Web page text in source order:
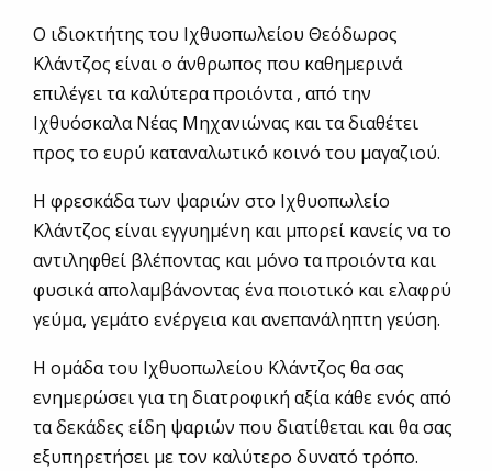
Ο ιδιοκτήτης του Ιχθυοπωλείου Θεόδωρος
Κλάντζος είναι ο άνθρωπος που καθημερινά
επιλέγει τα καλύτερα προιόντα , από την
Ιχθυόσκαλα Νέας Μηχανιώνας και τα διαθέτει
προς το ευρύ καταναλωτικό κοινό του μαγαζιού.
Η φρεσκάδα των ψαριών στο Ιχθυοπωλείο
Κλάντζος είναι εγγυημένη και μπορεί κανείς να το
αντιληφθεί βλέποντας και μόνο τα προιόντα και
φυσικά απολαμβάνοντας ένα ποιοτικό και ελαφρύ
γεύμα, γεμάτο ενέργεια και ανεπανάληπτη γεύση.
Η ομάδα του Ιχθυοπωλείου Κλάντζος θα σας
ενημερώσει για τη διατροφική αξία κάθε ενός από
τα δεκάδες είδη ψαριών που διατίθεται και θα σας
εξυπηρετήσει με τον καλύτερο δυνατό τρόπο.